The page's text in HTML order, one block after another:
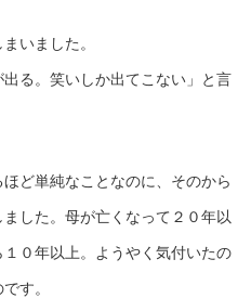
いました。
る。笑いしか出てこない」と言
ど単純なことなのに、そのから
した。母が亡くなって２０年以
１０年以上。ようやく気付いたの
す。